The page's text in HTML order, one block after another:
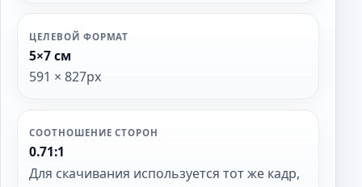
ЦЕЛЕВОЙ ФОРМАТ
5×7 см
591 × 827px
СООТНОШЕНИЕ СТОРОН
0.71:1
Для скачивания используется тот же кадр,